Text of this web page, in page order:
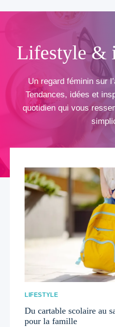
Lifestyle &
Un regard féminin sur
Tendances, idées et
quotidien qui vous
LIFESTYLE
Du cartable scolaire au
pour la famille